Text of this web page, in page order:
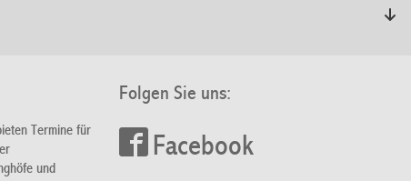
Termine für
und
Folgen Sie uns:
Facebook